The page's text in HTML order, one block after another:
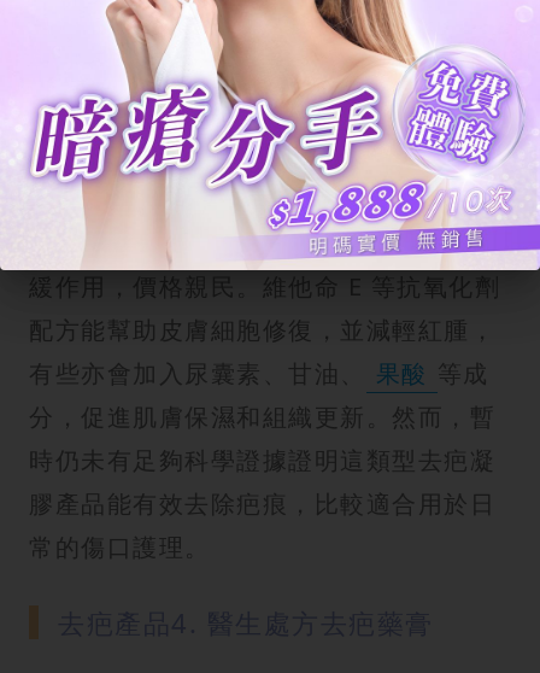
增生，減少膠原蛋白沉積，缺點是效果因
人而異，對於舊疤或肥厚性疤痕效果有
限。
去疤產品3. 維生素E / 蘆薈凝膠
維他命E、蘆薈凝膠具備保濕、抗氧化和舒
緩作用，價格親民。維他命 E 等抗氧化劑
配方能幫助皮膚細胞修復，並減輕紅腫，
有些亦會加入尿囊素、甘油、
果酸 等成
分，促進肌膚保濕和組織更新。然而，暫
時仍未有足夠科學證據證明這類型去疤凝
膠產品能有效去除疤痕，比較適合用於日
常的傷口護理。